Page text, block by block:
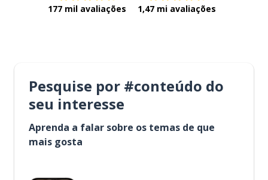
177 mil avaliações 1,47 mi avaliações
Pesquise por #conteúdo do
seu interesse
Aprenda a falar sobre os temas de que
mais gosta